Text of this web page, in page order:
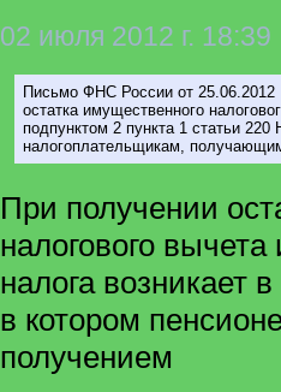
02 июля 2012 г. 18:39
Письмо ФНС России от
остатка имущественного
подпунктом 2 пункта 1 статьи 220
налогоплательщикам,
При получении
налогового
налога возникает
в котором
получением